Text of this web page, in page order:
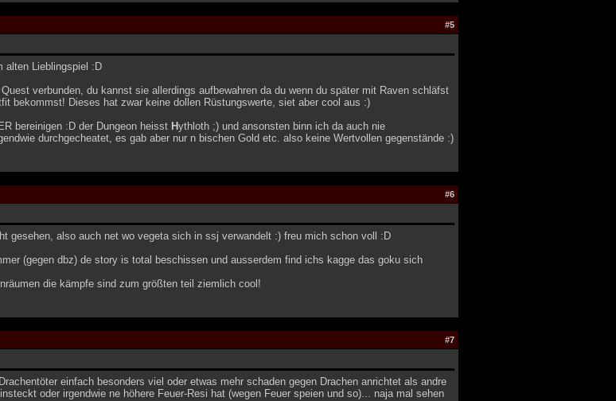
#5
alten Lieblingspiel :D
verbunden, du kannst sie allerdings aufbewahren da du wenn du später mit Raven schläfst
bekommst! Dieses hat zwar keine dollen Rüstungswerte, siet aber cool aus :)
bereinigen :D der Dungeon heisst Hythloth ;) und ansonsten binn ich da auch nie
durchgecheatet, es gab aber nur n bischen Gold etc. also keine Wertvollen gegenstände :)
#6
gesehen, also auch net wo vegeta sich in ssj verwandelt :) freu mich schon voll :D
(gegen dbz) de story is total beschissen und ausserdem find ichs kagge das goku sich
die kämpfe sind zum größten teil ziemlich cool!
#7
einfach besonders viel oder etwas mehr schaden gegen Drachen anrichtet als andre
oder irgendwie ne höhere Feuer-Resi hat (wegen Feuer speien und so)... naja mal sehen